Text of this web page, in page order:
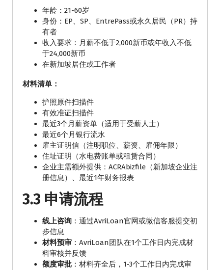
年龄：21-60岁
身份：EP、SP、EntrePass或永久居民（PR）持
有者
收入要求：月薪不低于2,000新币或年收入不低
于24,000新币
在新加坡居住或工作者
材料清单：
护照原件扫描件
有效准证扫描件
最近3个月薪资单（适用于受薪人士）
最近6个月银行流水
雇主证明信（注明职位、薪资、雇佣年限）
住址证明（水电费账单或租赁合同）
企业主需额外提供：ACRAbizfile（新加坡企业注
册信息）、最近1年财务报表
3.3 申请流程
线上咨询 ：通过AvriLoan官网或微信客服提交初
步信息
材料预审 ：AvriLoan团队在1个工作日内完成材
料审核并反馈
额度审批 ：材料齐全后，1-3个工作日内完成审